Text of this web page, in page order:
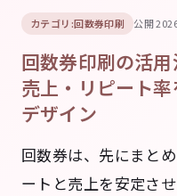
カテゴリ:回数券印刷 公開
回数券印刷の活
売上・リピート
デザイン
回数券は、先にまと
ートと売上を安定さ